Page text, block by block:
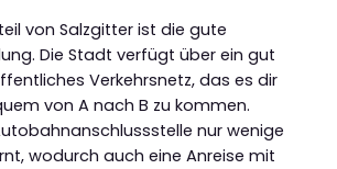
von Salzgitter ist die gute
Die Stadt verfügt über ein gut
Verkehrsnetz, das es dir
von A nach B zu kommen.
nur wenige
wodurch auch eine Anreise mit